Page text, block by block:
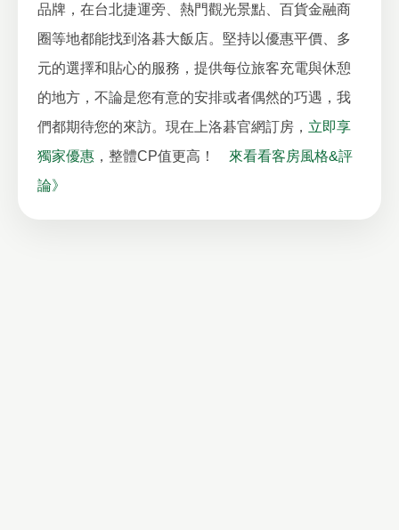
品牌，在台北捷運旁、熱門觀光景點、百貨金融商
圈等地都能找到洛碁大飯店。堅持以優惠平價、多
元的選擇和貼心的服務，提供每位旅客充電與休憩
的地方，不論是您有意的安排或者偶然的巧遇，我
們都期待您的來訪。現在上洛碁官網訂房， 立即享
獨家優惠 ，整體CP值更高！ 來看看客房風格&評
論》